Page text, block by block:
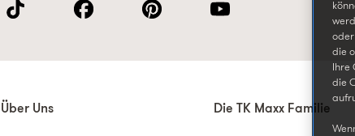
Über Uns Die TK Maxx Familie
oder
die
die